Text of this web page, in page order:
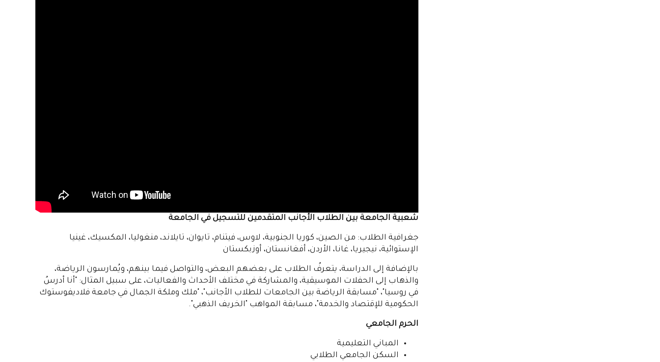
شعبية الجامعة بين الطلاب الأجانب المتقدمين للتسجيل في الجامعة
جغرافية الطلاب: من الصين، كوريا الجنوبية، لاوس، فيتنام، تايوان، تايلاند، منغوليا، المكسيك، غينيا
الإستوائية، نيجيريا، غانا، الأردن، أفغانستان، أوزبكستان
بالإضافة إلى الدراسة، يتعرفُ الطلاب على بعضهم البعض، والتواصل فيما بينهم، ويُمارسون الرياضة،
والذهاب إلى الحفلات الموسيقية، والمشاركة في مختلف الأحداث والفعاليات، على سبيل المثال: "أنا أدرسُ
في روسيا"، "مسابقة الرياضة بين الجامعات للطلاب الأجانب"، "ملك وملكة الجمال في جامعة فلاديفوستوك
الحكومية للإقتصاد والخدمة"، مسابقة المواهب "الخريف الذهبي".
الحرم الجامعي
المباني التعليمية
السكن الجامعي الطلابي